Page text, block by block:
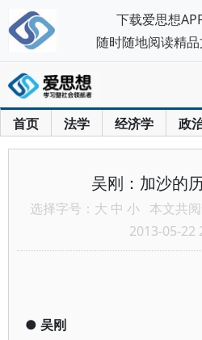
首页 法学 经济学 政
吴刚：加沙的
选择字号： 大 中 小 本文共
2013-05-22
● 吴刚
下载爱思想
随时随地阅读精